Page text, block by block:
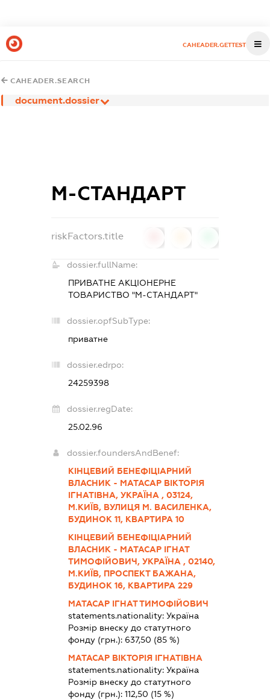
CAHEADER.GETTEST
CAHEADER.SEARCH
document.dossier
М-СТАНДАРТ
riskFactors.title
dossier.fullName:
ПРИВАТНЕ АКЦІОНЕРНЕ
ТОВАРИСТВО "М-СТАНДАРТ"
dossier.opfSubType:
приватне
dossier.edrpo:
24259398
dossier.regDate:
25.02.96
dossier.foundersAndBenef:
КІНЦЕВИЙ БЕНЕФІЦІАРНИЙ
ВЛАСНИК - МАТАСАР ВІКТОРІЯ
ІГНАТІВНА, УКРАЇНА , 03124,
М.КИЇВ, ВУЛИЦЯ М. ВАСИЛЕНКА,
БУДИНОК 11, КВАРТИРА 10
КІНЦЕВИЙ БЕНЕФІЦІАРНИЙ
ВЛАСНИК - МАТАСАР ІГНАТ
ТИМОФІЙОВИЧ, УКРАЇНА , 02140,
М.КИЇВ, ПРОСПЕКТ БАЖАНА,
БУДИНОК 16, КВАРТИРА 229
МАТАСАР ІГНАТ ТИМОФІЙОВИЧ
statements.nationality:Україна
Розмір внеску до статутного
фонду (грн.): 637,50 (85 %)
МАТАСАР ВІКТОРІЯ ІГНАТІВНА
statements.nationality:Україна
Розмір внеску до статутного
фонду (грн.):112,50 (15 %)